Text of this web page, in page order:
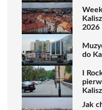
2026
do
I
Jak